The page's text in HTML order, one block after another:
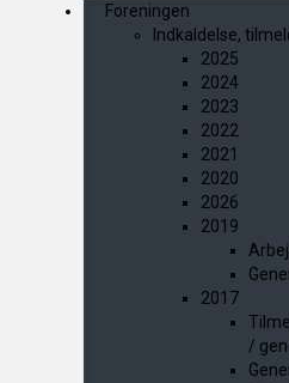
Foreningen
Indkaldelse,
2025
2024
2023
2022
2021
2020
2026
2019
2017
/